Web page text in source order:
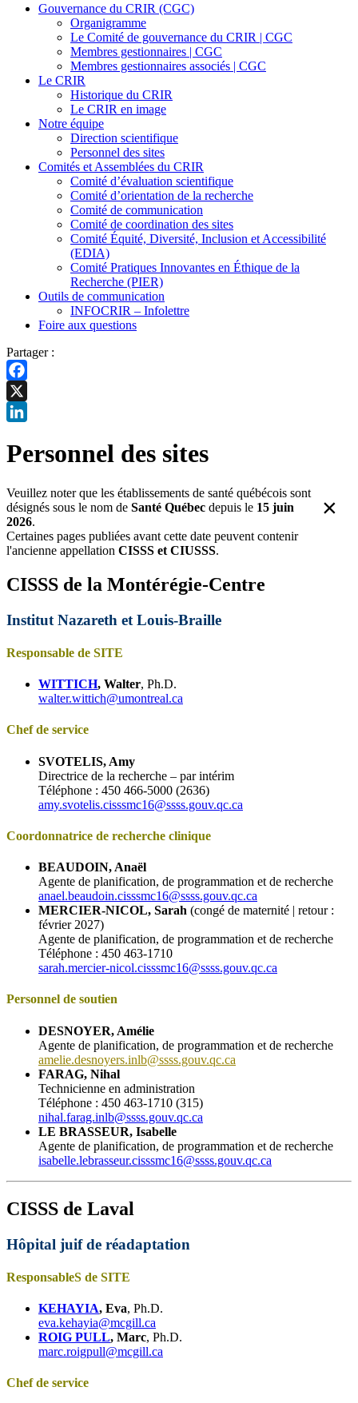
Gouvernance du CRIR (CGC)
Organigramme
Le Comité de gouvernance du CRIR | CGC
Membres gestionnaires | CGC
Membres gestionnaires associés | CGC
Le CRIR
Historique du CRIR
Le CRIR en image
Notre équipe
Direction scientifique
Personnel des sites
Comités et Assemblées du CRIR
Comité d’évaluation scientifique
Comité d’orientation de la recherche
Comité de communication
Comité de coordination des sites
Comité Équité, Diversité, Inclusion et Accessibilité
(EDIA)
Comité Pratiques Innovantes en Éthique de la
Recherche (PIER)
Outils de communication
INFOCRIR – Infolettre
Foire aux questions
Partager :
Facebook
X
Personnel des sites
Veuillez noter que les établissements de santé québécois sont
désignés sous le nom de Santé Québec depuis le 15 juin
2026.
Certaines pages publiées avant cette date peuvent contenir
l'ancienne appellation CISSS et CIUSSS.
×
CISSS de la Montérégie-Centre
Institut Nazareth et Louis-Braille
Responsable de SITE
WITTICH, Walter, Ph.D.
walter.wittich@umontreal.ca
Chef de service
SVOTELIS, Amy
Directrice de la recherche – par intérim
Téléphone : 450 466-5000 (2636)
amy.svotelis.cisssmc16@ssss.gouv.qc.ca
Coordonnatrice de recherche clinique
BEAUDOIN, Anaël
Agente de planification, de programmation et de recherche
anael.beaudoin.cisssmc16@ssss.gouv.qc.ca
MERCIER-NICOL, Sarah (congé de maternité | retour :
février 2027)
Agente de planification, de programmation et de recherche
Téléphone : 450 463-1710
sarah.mercier-nicol.cisssmc16@ssss.gouv.qc.ca
Personnel de soutien
DESNOYER, Amélie
Agente de planification, de programmation et de recherche
amelie.desnoyers.inlb@ssss.gouv.qc.ca
FARAG, Nihal
Technicienne en administration
Téléphone : 450 463-1710 (315)
nihal.farag.inlb@ssss.gouv.qc.ca
LE BRASSEUR, Isabelle
Agente de planification, de programmation et de recherche
isabelle.lebrasseur.cisssmc16@ssss.gouv.qc.ca
CISSS de Laval
Hôpital juif de réadaptation
ResponsableS de SITE
KEHAYIA, Eva, Ph.D.
eva.kehayia@mcgill.ca
ROIG PULL, Marc, Ph.D.
marc.roigpull@mcgill.ca
Chef de service